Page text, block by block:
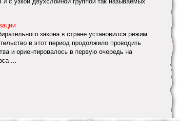
закона в стране установился режим
в этот период продолжило проводить
и ориентировалось в первую очередь на
...